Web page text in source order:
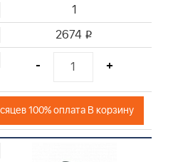
1
2674 i
- +
100% оплата В корзину